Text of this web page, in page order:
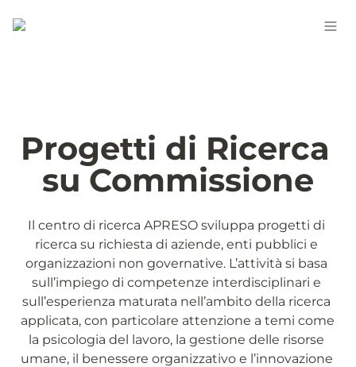
Progetti di Ricerca
su Commissione
Il centro di ricerca APRESO sviluppa progetti di
ricerca su richiesta di aziende, enti pubblici e
organizzazioni non governative. L’attività si basa
sull’impiego di competenze interdisciplinari e
sull’esperienza maturata nell’ambito della ricerca
applicata, con particolare attenzione a temi come
la psicologia del lavoro, la gestione delle risorse
umane, il benessere organizzativo e l’innovazione